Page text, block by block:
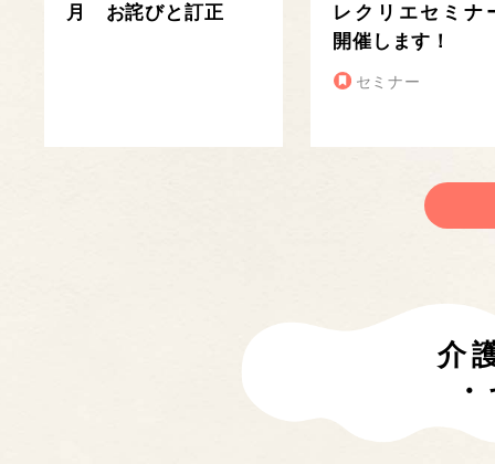
月 お詫びと訂正
レクリエセミナ
開催します！
セミナー
介